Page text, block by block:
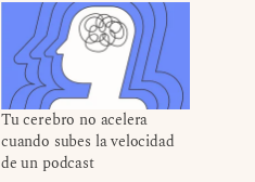
Tu cerebro no acelera
cuando subes la velocidad
de un podcast